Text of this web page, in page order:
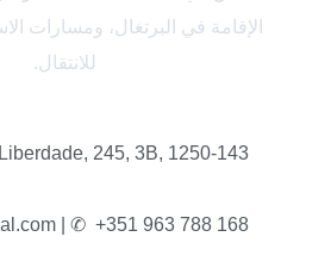
الإقامة في البرتغال، ومسارات
للانتقال.
| ✆ +351 963 788 168